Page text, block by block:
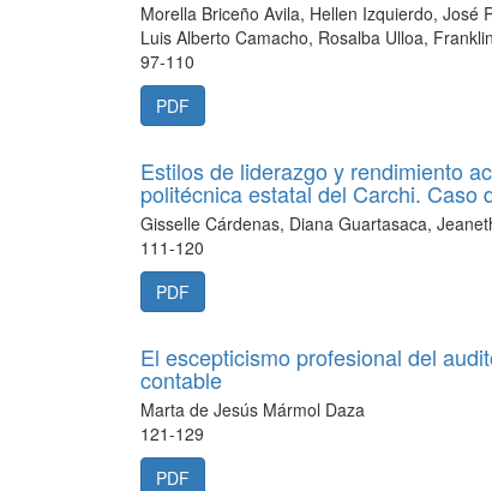
Morella Briceño Avila, Hellen Izquierdo, José
Luis Alberto Camacho, Rosalba Ulloa,
97-110
PDF
Estilos de liderazgo y rendimiento
politécnica estatal del Carchi. Caso
Gisselle Cárdenas, Diana Guartasaca,
111-120
PDF
El escepticismo profesional del
contable
Marta de Jesús Mármol Daza
121-129
PDF